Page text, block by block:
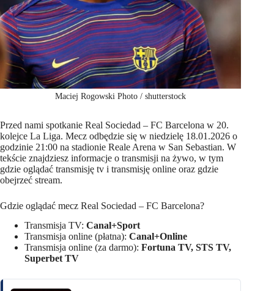
Maciej Rogowski Photo / shutterstock
Przed nami spotkanie Real Sociedad – FC Barcelona w 20.
kolejce La Liga. Mecz odbędzie się w niedzielę 18.01.2026 o
godzinie 21:00 na stadionie Reale Arena w San Sebastian. W
tekście znajdziesz informacje o transmisji na żywo, w tym
gdzie oglądać transmisję tv i transmisję online oraz gdzie
obejrzeć stream.
Gdzie oglądać mecz Real Sociedad – FC Barcelona?
Transmisja TV: Canal+Sport
Transmisja online (płatna): Canal+Online
Transmisja online (za darmo): Fortuna TV, STS TV,
Superbet TV